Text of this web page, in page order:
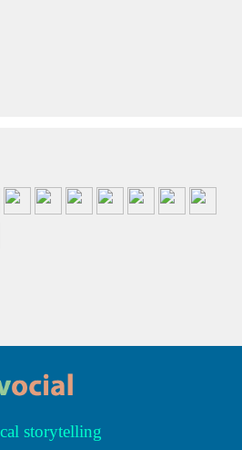
storytelling